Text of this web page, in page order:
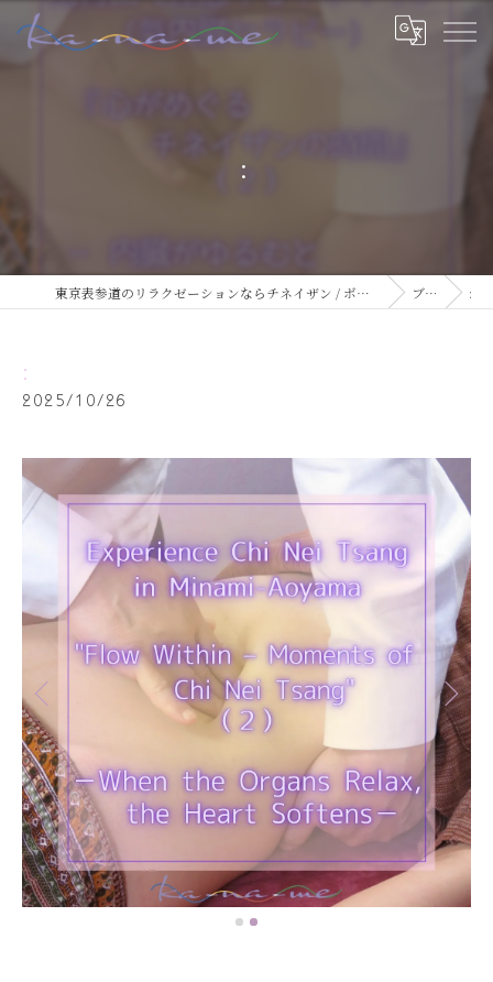
:
東京表参道のリラクゼーションならチネイザン / ボディ & マインドケアサロン ka-na-me ブログ :
:
2025/10/26